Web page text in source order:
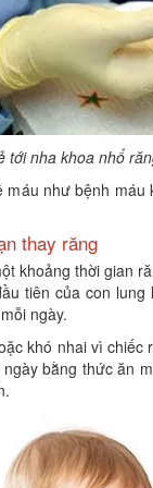
tới nha khoa nhổ
máu như bệnh
thay răng
khoảng thời gian
tiên của con
ngày.
khó nhai vì
bằng thức ăn